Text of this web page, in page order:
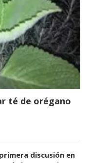
té de orégano
discusión en